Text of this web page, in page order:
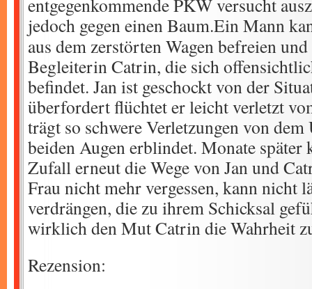
entgegenkommende PKW versucht
jedoch gegen einen Baum.Ein Mann
aus dem zerstörten Wagen befreien
Begleiterin Catrin, die sich
befindet. Jan ist geschockt von der
überfordert flüchtet er leicht verletzt
trägt so schwere Verletzungen von
beiden Augen erblindet. Monate später
Zufall erneut die Wege von Jan und
Frau nicht mehr vergessen, kann nicht
verdrängen, die zu ihrem Schicksal
wirklich den Mut Catrin die Wahrheit
Rezension: